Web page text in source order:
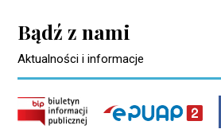
Bądź z nami
Aktualności i informacje